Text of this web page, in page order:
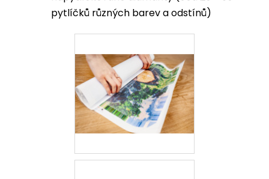
pytlíčků různých barev a odstínů)